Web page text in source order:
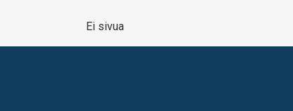
Ei sivua